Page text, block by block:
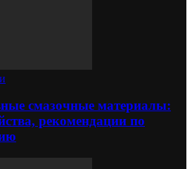
смазочные материалы:
рекомендации по